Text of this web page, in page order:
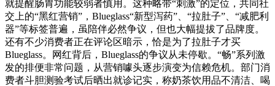
就提醒肠胃功能较弱者慎用。这种略带“刺激”的定位，共同社
交上的“黑红营销”，Blueglass“新型泻药”、“拉肚子”、“减肥利
器”等标签普遍，虽陪伴必然争议，但也大幅提拔了品牌度。
还有不少消费者正在评论区暗示，恰是为了拉肚子才买
Blueglass。网红背后，Blueglass的争议从未停歇。“畅”系列激
发的排便非常问题，从营销噱头逐步演变为信赖危机。部门消
费者斗胆测验考试后晒出就诊记实，称奶茶饮用品不清洁、喝